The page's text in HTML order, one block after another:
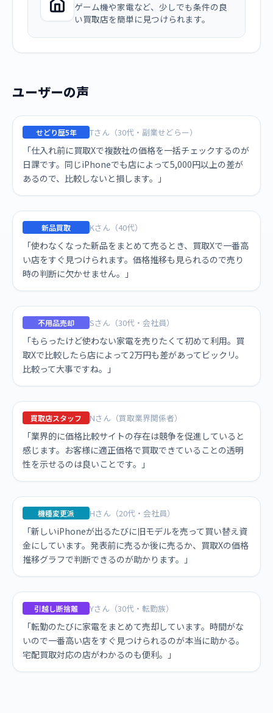
ゲーム機や家電など、少しでも条件の良
い買取店を簡単に見つけられます。
ユーザーの声
せどり歴5年 Tさん（30代・副業せどらー）
「仕入れ前に買取Xで複数社の価格を一括チェックするのが
日課です。同じiPhoneでも店によって5,000円以上の差が
あるので、比較しないと損します。」
新品買取 Kさん（40代）
「使わなくなった新品をまとめて売るとき、買取Xで一番高
い店をすぐ見つけられます。価格推移も見られるので売り
時の判断に欠かせません。」
不用品売却 Sさん（30代・会社員）
「もらったけど使わない家電を売りたくて初めて利用。買
取Xで比較したら店によって2万円も差があってビックリ。
比較って大事ですね。」
買取店スタッフ Nさん（買取業界関係者）
「業界的に価格比較サイトの存在は競争を促進していると
感じます。お客様に適正価格で買取できていることの透明
性を示せるのは良いことです。」
機種変更派 Hさん（20代・会社員）
「新しいiPhoneが出るたびに旧モデルを売って買い替え資
金にしています。発表前に売るか後に売るか、買取Xの価格
推移グラフで判断できるのが助かります。」
引越し断捨離 Yさん（30代・転勤族）
「転勤のたびに家電をまとめて売却しています。時間がな
いので一番高い店をすぐ見つけられるのが本当に助かる。
宅配買取対応の店がわかるのも便利。」